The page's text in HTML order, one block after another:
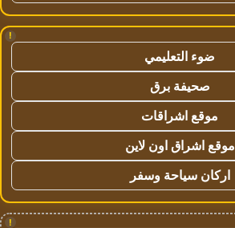
!
ضوء التعليمي
صحيفة برق
موقع اشراقات
موقع اشراق اون لاين
اركان سياحة وسفر
!